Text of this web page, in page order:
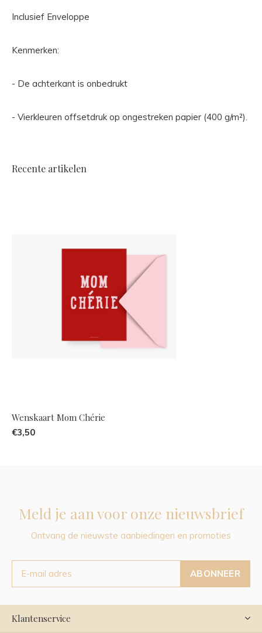
Inclusief Enveloppe
Kenmerken:
- De achterkant is onbedrukt
- Vierkleuren offsetdruk op ongestreken papier (400 g/m²).
Recente artikelen
Wenskaart Mom Chérie
€3,50
Meld je aan voor onze nieuwsbrief
Ontvang de nieuwste aanbiedingen en promoties
ABONNEER
Klantenservice